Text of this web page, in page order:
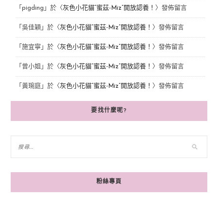
「 pigding 」於〈灰色小花貓“蜜茲-Miz”開放認養！ 〉發佈留言
「 吳佳穎 」於〈灰色小花貓“蜜茲-Miz”開放認養！ 〉發佈留言
「 施宜寧 」於〈灰色小花貓“蜜茲-Miz”開放認養！ 〉發佈留言
「 曾小姐 」於〈灰色小花貓“蜜茲-Miz”開放認養！ 〉發佈留言
「 黃琬庭」於〈灰色小花貓“蜜茲-Miz”開放認養！ 〉發佈留言
要找什麼呢?
粉絲專頁